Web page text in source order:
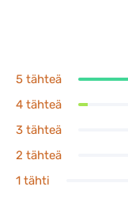
5 tähteä
4 tähteä
3 tähteä
2 tähteä
1 tähti